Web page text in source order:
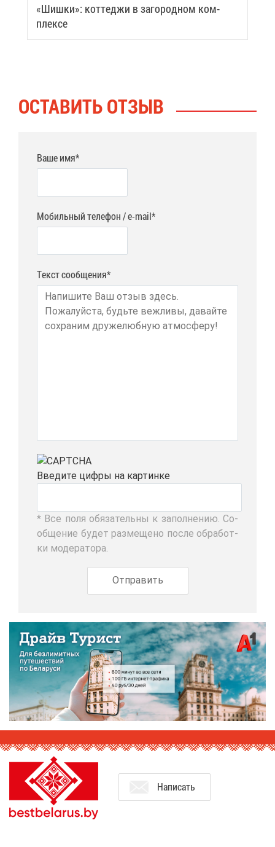
«Шиш­ки»: кот­те­джи в за­го­род­ном ком­
плек­се
ОСТА­ВИТЬ ОТ­ЗЫВ
Ваше имя*
Мобильный телефон / e-mail*
Текст сообщения*
Вве­ди­те циф­ры на кар­тин­ке
* Все по­ля обя­за­тель­ны к за­пол­не­нию. Со­
об­ще­ние бу­дет раз­ме­ще­но по­сле об­ра­бот­
ки мо­де­ра­то­ра.
На­пи­сать